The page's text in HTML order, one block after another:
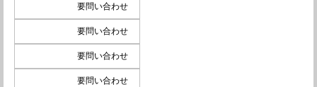
要問い合わせ
要問い合わせ
要問い合わせ
要問い合わせ